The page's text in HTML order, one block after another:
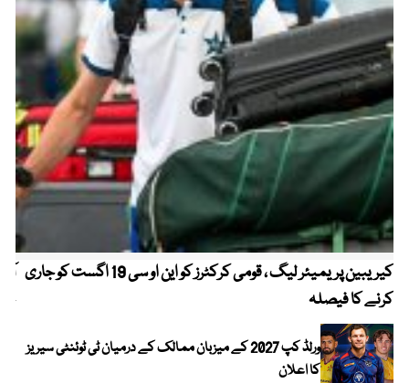
کیریبین پریمیئر لیگ ، قومی کرکٹرز کو این او سی 19 اگست کو جاری
کرنے کا فیصلہ
ورلڈ کپ 2027 کے میزبان ممالک کے درمیان ٹی ٹوئنٹی سیریز
کا اعلان